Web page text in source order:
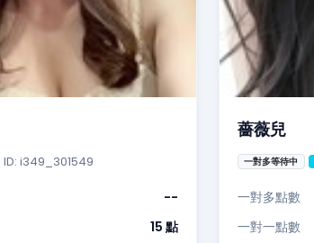
ID: i349_301549
--
15 點
薔薇兒
一對多等待中
一對多點數
一對一點數